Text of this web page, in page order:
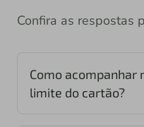
Confira as respostas
Como acompanhar
limite do cartão?